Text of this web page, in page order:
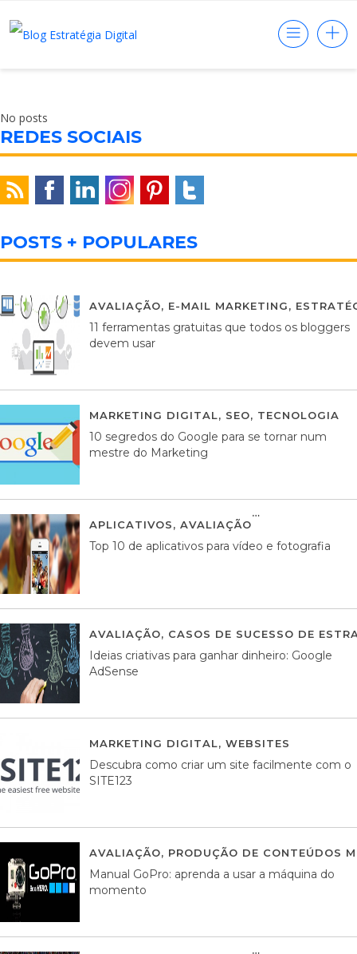
No posts
REDES SOCIAIS
POSTS + POPULARES
AVALIAÇÃO, E-MAIL MARKETING,
11 ferramentas gratuitas que todos os bloggers
devem usar
MARKETING DIGITAL, SEO, TECNOLOGIA
10 segredos do Google para se tornar num
mestre do Marketing
APLICATIVOS, AVALIAÇÃO
Top 10 de aplicativos para vídeo e fotografia
AVALIAÇÃO, CASOS DE SUCESSO DE
Ideias criativas para ganhar dinheiro: Google
AdSense
MARKETING DIGITAL, WEBSITES
Descubra como criar um site facilmente com o
SITE123
AVALIAÇÃO, PRODUÇÃO DE CONTEÚDOS
Manual GoPro: aprenda a usar a máquina do
momento